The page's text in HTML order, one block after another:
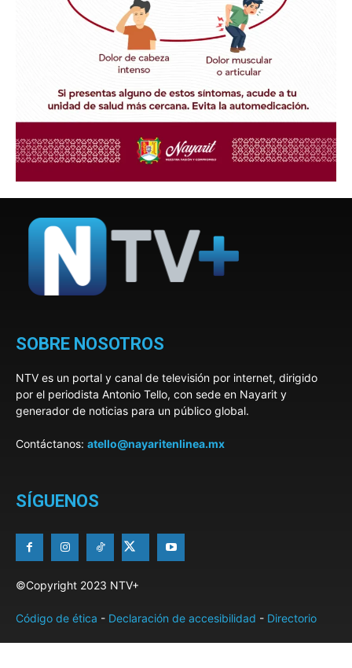
SOBRE NOSOTROS
NTV es un portal y canal de televisión por internet, dirigido
por el periodista Antonio Tello, con sede en Nayarit y
generador de noticias para un público global.
Contáctanos: atello@nayaritenlinea.mx
SÍGUENOS
©Copyright 2023 NTV+
Código de ética - Declaración de accesibilidad - Directorio